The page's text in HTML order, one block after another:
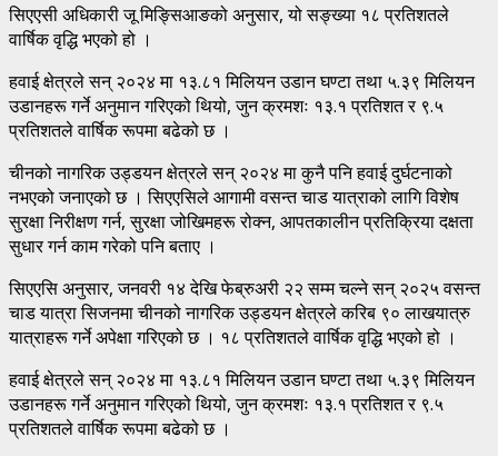
सिएएसी अधिकारी जू मिङ्सिआङको अनुसार, यो सङ्ख्या १८ प्रतिशतले
वार्षिक वृद्धि भएको हो ।
हवाई क्षेत्रले सन् २०२४ मा १३.८१ मिलियन उडान घण्टा तथा ५.३९ मिलियन
उडानहरू गर्ने अनुमान गरिएको थियो, जुन क्रमशः १३.१ प्रतिशत र ९.५
प्रतिशतले वार्षिक रूपमा बढेको छ ।
चीनको नागरिक उड्डयन क्षेत्रले सन् २०२४ मा कुनै पनि हवाई दुर्घटनाको
नभएको जनाएको छ । सिएएसिले आगामी वसन्त चाड यात्राको लागि विशेष
सुरक्षा निरीक्षण गर्न, सुरक्षा जोखिमहरू रोक्न, आपतकालीन प्रतिक्रिया दक्षता
सुधार गर्न काम गरेको पनि बताए ।
सिएएसि अनुसार, जनवरी १४ देखि फेब्रुअरी २२ सम्म चल्ने सन् २०२५ वसन्त
चाड यात्रा सिजनमा चीनको नागरिक उड्डयन क्षेत्रले करिब ९० लाखयात्रु
यात्राहरू गर्ने अपेक्षा गरिएको छ । १८ प्रतिशतले वार्षिक वृद्धि भएको हो ।
हवाई क्षेत्रले सन् २०२४ मा १३.८१ मिलियन उडान घण्टा तथा ५.३९ मिलियन
उडानहरू गर्ने अनुमान गरिएको थियो, जुन क्रमशः १३.१ प्रतिशत र ९.५
प्रतिशतले वार्षिक रूपमा बढेको छ ।